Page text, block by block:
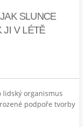
SLUNCE
JI V LÉTĚ
lidský organismus
podpoře tvorby